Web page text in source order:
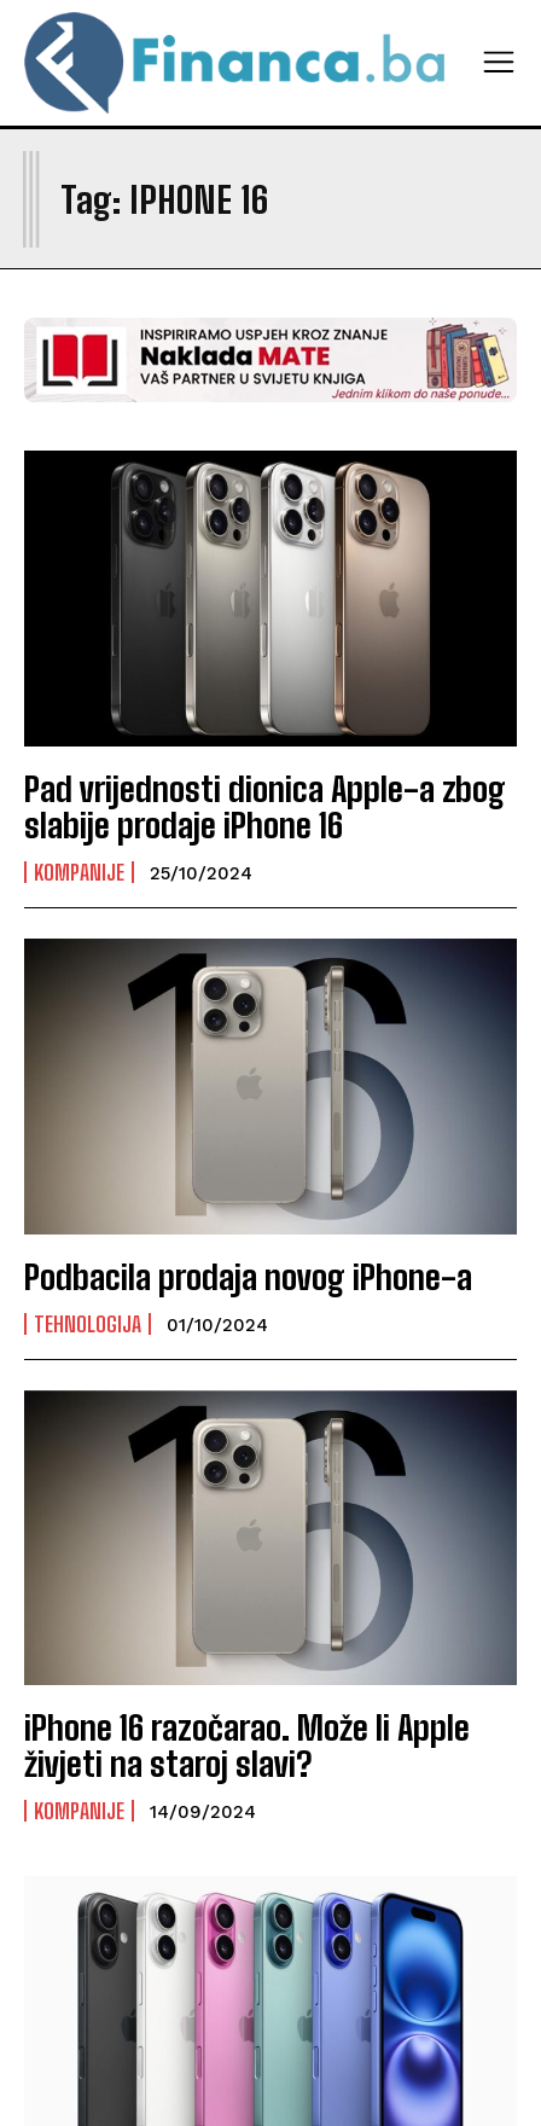
Tag: IPHONE 16
I
Pad vrijednosti dionica Apple-a zbog
slabije prodaje iPhone 16
KOMPANIJE 25/10/2024
Podbacila prodaja novog iPhone-a
TEHNOLOGIJA 01/10/2024
iPhone 16 razočarao. Može li Apple
živjeti na staroj slavi?
KOMPANIJE 14/09/2024